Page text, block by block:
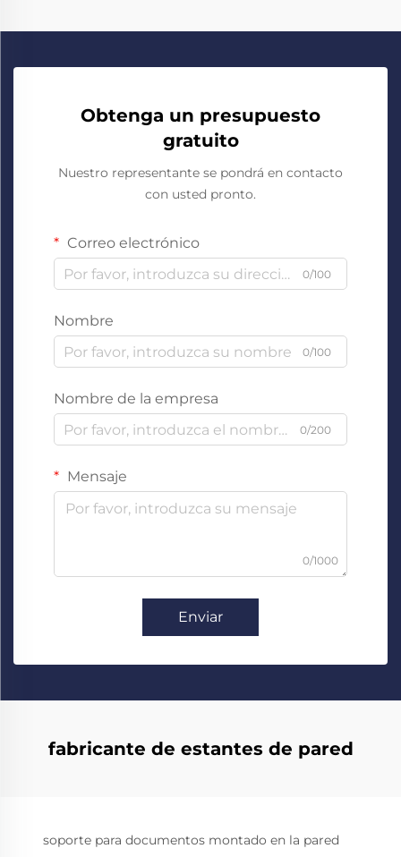
Obtenga un presupuesto
gratuito
Nuestro representante se pondrá en contacto
con usted pronto.
Correo electrónico
0/100
Nombre
0/100
Nombre de la empresa
0/200
Mensaje
0/1000
Enviar
fabricante de estantes de pared
soporte para documentos montado en la pared